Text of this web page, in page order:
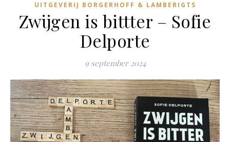
UITGEVERIJ BORGERHOFF & LAMBERIGTS
Zwijgen is bittter – Sofie
Delporte
9 september 2024